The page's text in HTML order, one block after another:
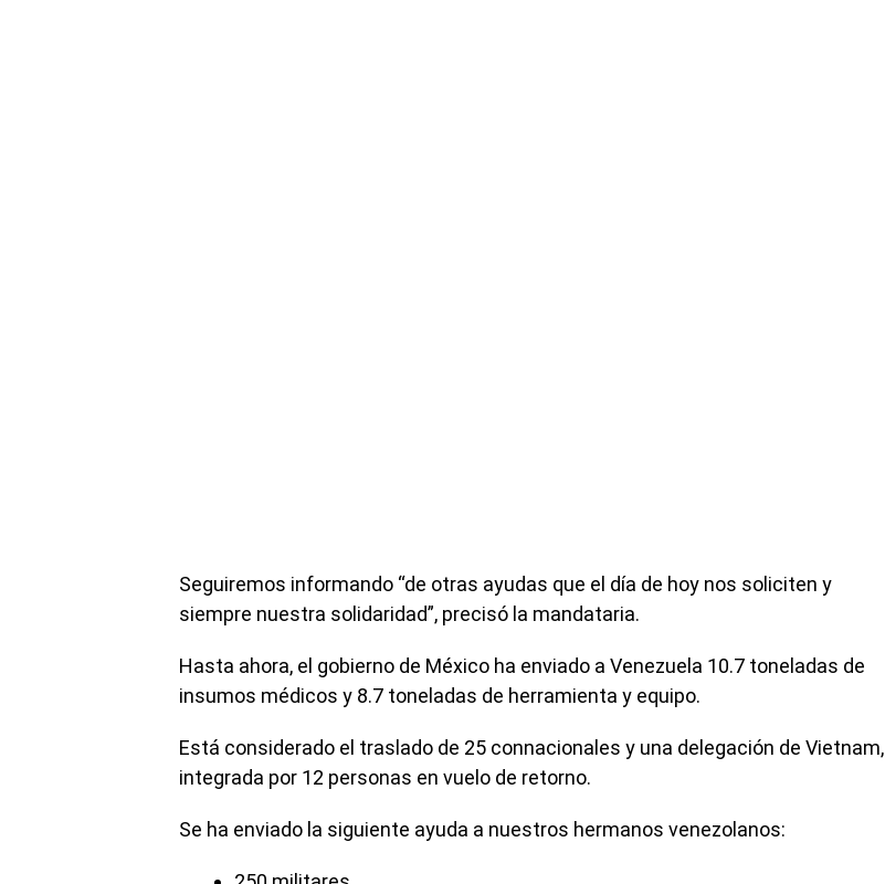
Seguiremos informando “de otras ayudas que el día de hoy nos soliciten y
siempre nuestra solidaridad”, precisó la mandataria.
Hasta ahora, el gobierno de México ha enviado a Venezuela 10.7 toneladas de
insumos médicos y 8.7 toneladas de herramienta y equipo.
Está considerado el traslado de 25 connacionales y una delegación de Vietnam,
integrada por 12 personas en vuelo de retorno.
Se ha enviado la siguiente ayuda a nuestros hermanos venezolanos: